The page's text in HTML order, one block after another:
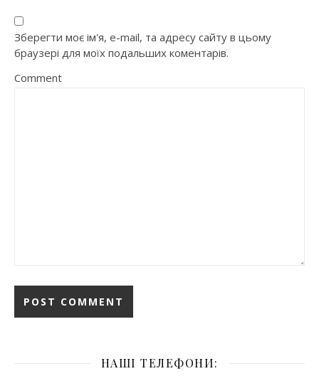
Зберегти моє ім'я, e-mail, та адресу сайту в цьому
браузері для моїх подальших коментарів.
Comment
НАШІ ТЕЛЕФОНИ: